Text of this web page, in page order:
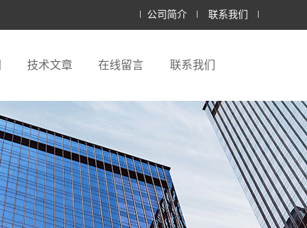
公司简介 联系我们
技术文章 在线留言 联系我们